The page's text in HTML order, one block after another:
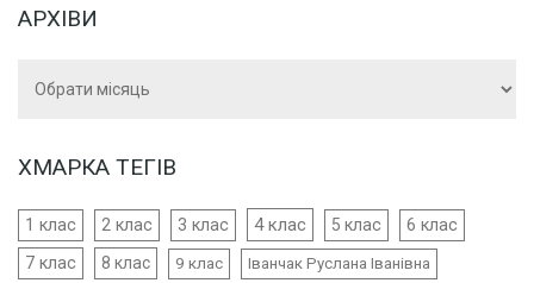
АРХІВИ
ХМАРКА ТЕГІВ
1 клас 2 клас 3 клас 4 клас 5 клас 6 клас
7 клас 8 клас 9 клас Іванчак Руслана Іванівна